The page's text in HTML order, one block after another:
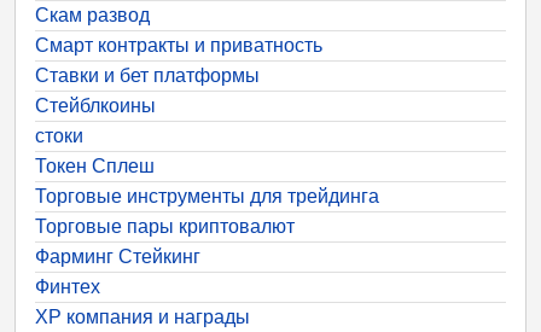
Скам развод
Смарт контракты и приватность
Ставки и бет платформы
Стейблкоины
стоки
Токен Сплеш
Торговые инструменты для трейдинга
Торговые пары криптовалют
Фарминг Стейкинг
Финтех
ХР компания и награды